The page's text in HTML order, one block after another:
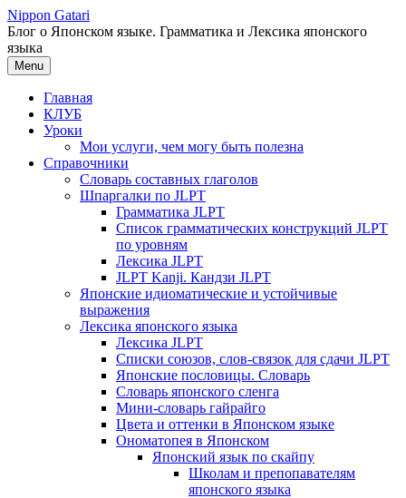
Перейти
к
содержимому
Nippon Gatari
Блог о Японском языке. Грамматика и Лексика японского
языка
Menu
Главная
КЛУБ
Уроки
Мои услуги, чем могу быть полезна
Справочники
Словарь составных глаголов
Шпаргалки по JLPT
Грамматика JLPT
Список грамматических конструкций JLPT
по уровням
Лексика JLPT
JLPT Kanji. Кандзи JLPT
Японские идиоматические и устойчивые
выражения
Лексика японского языка
Лексика JLPT
Списки союзов, слов-связок для сдачи JLPT
Японские пословицы. Словарь
Словарь японского сленга
Мини-словарь гайрайго
Цвета и оттенки в Японском языке
Ономатопея в Японском
Японский язык по скайпу
Школам и препопавателям
японского языка